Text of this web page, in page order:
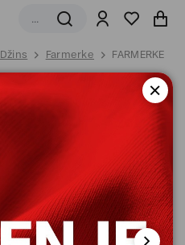
Džins Farmerke FARMERKE